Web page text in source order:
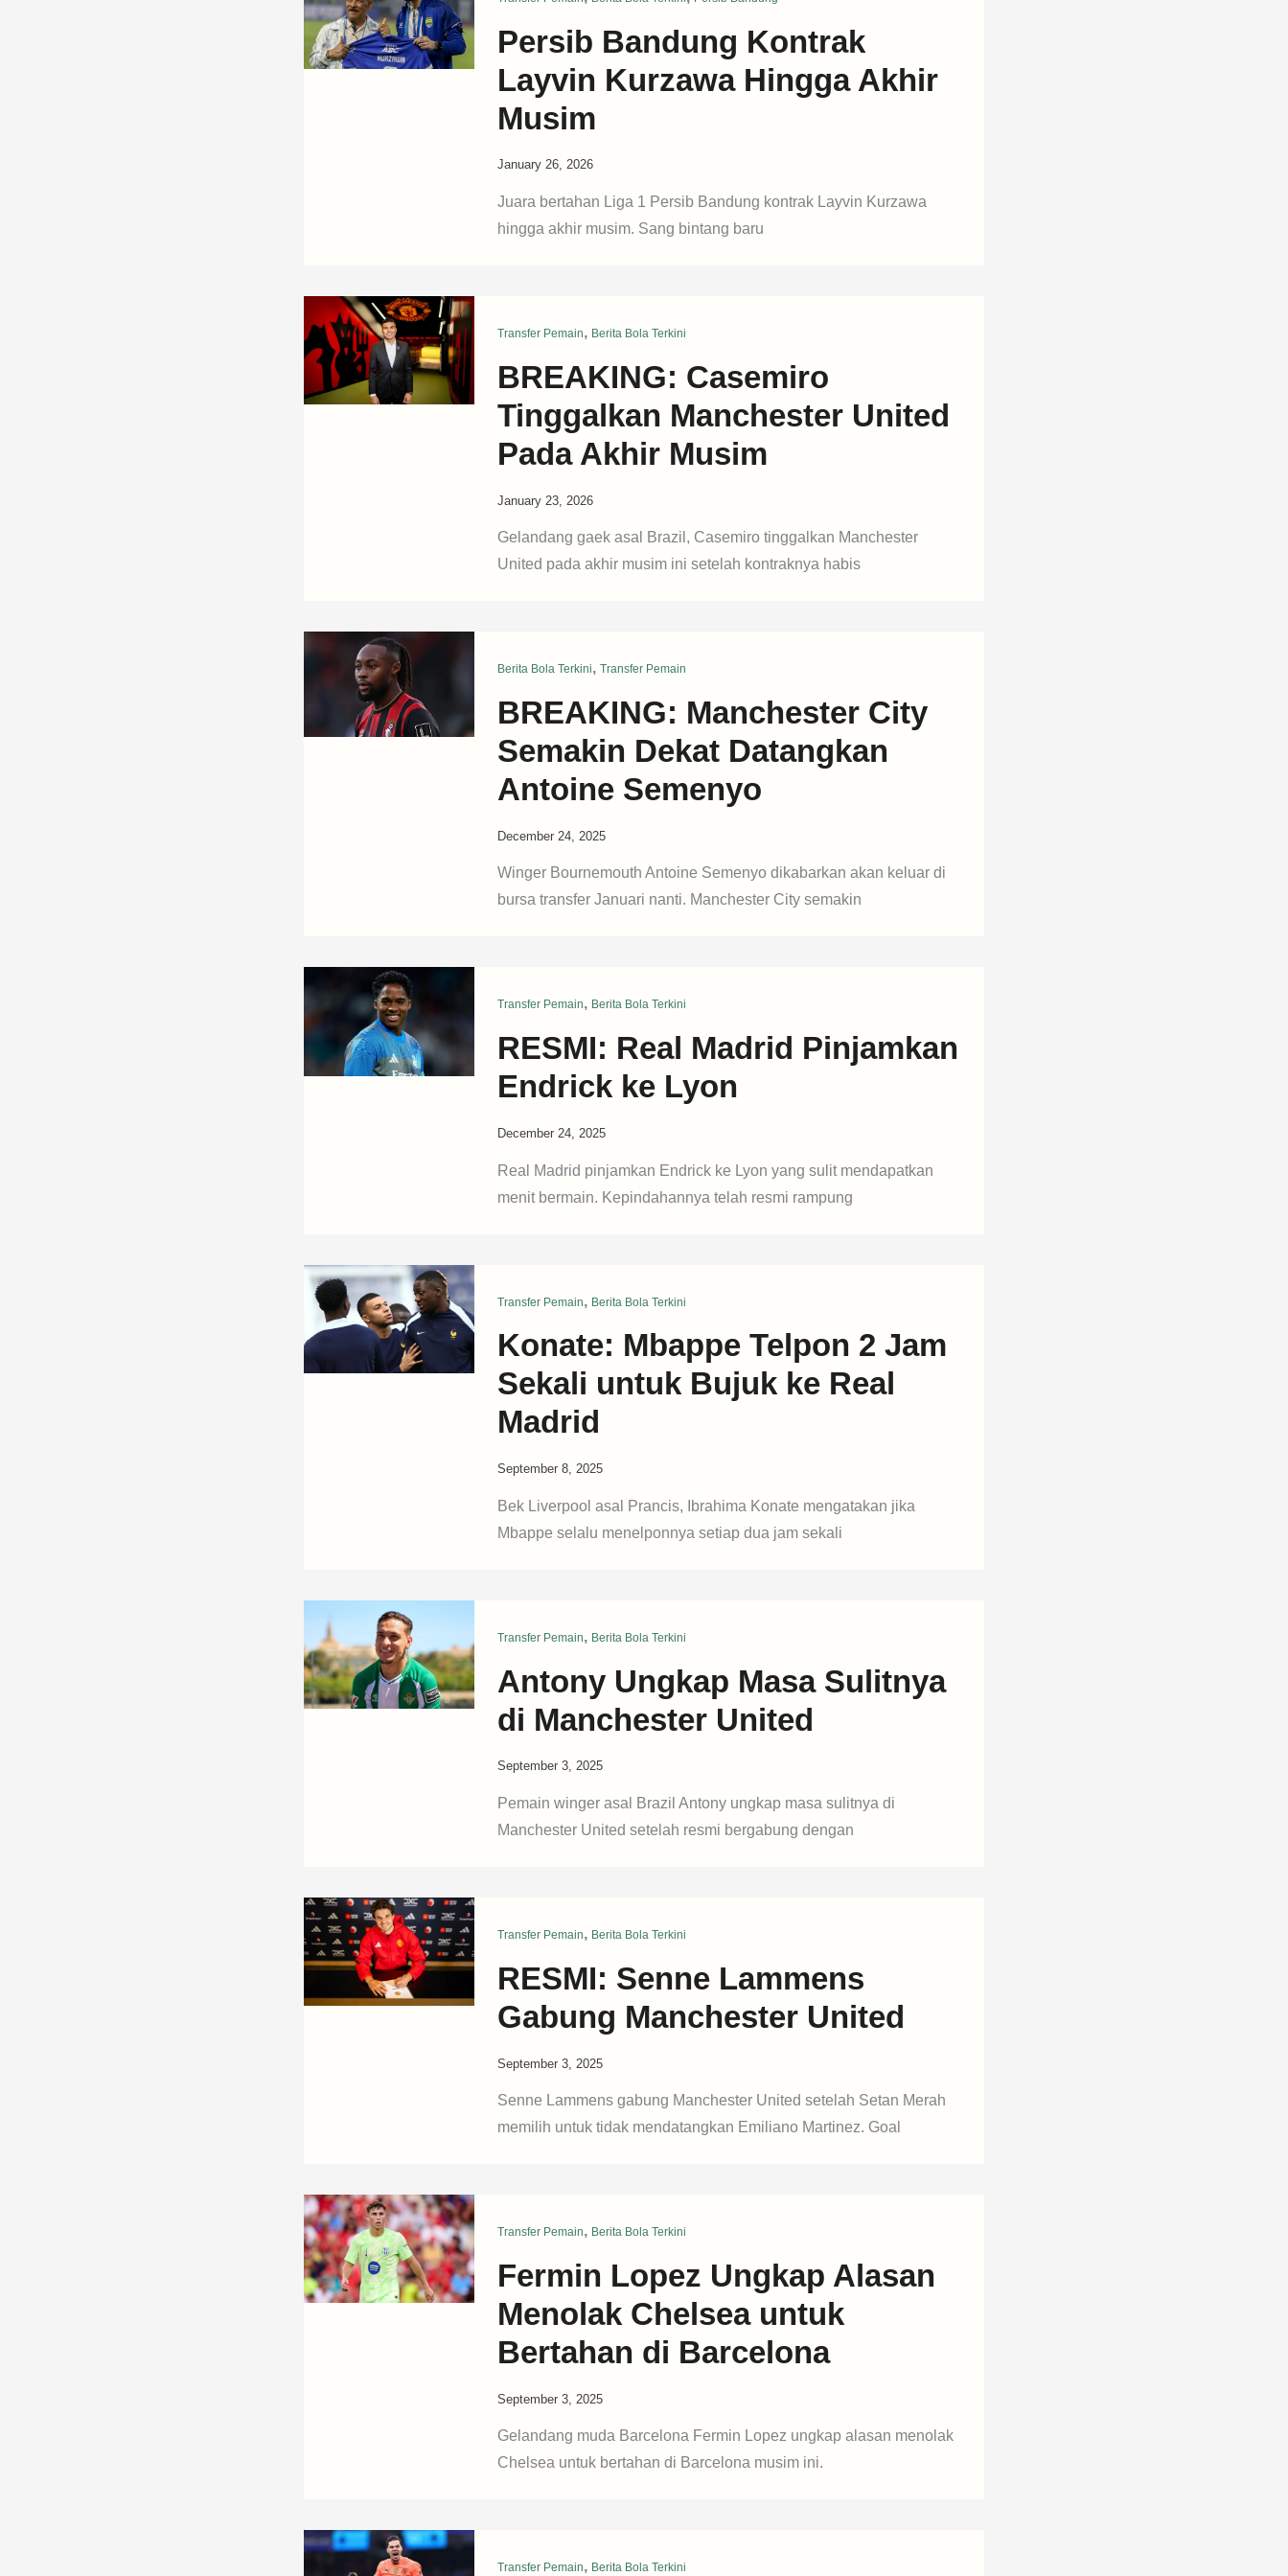
Persib Bandung Kontrak
Layvin Kurzawa Hingga Akhir
Musim
January 26, 2026
Juara bertahan Liga 1 Persib Bandung kontrak Layvin Kurzawa
hingga akhir musim. Sang bintang baru
Transfer Pemain, Berita Bola Terkini
BREAKING: Casemiro
Tinggalkan Manchester United
Pada Akhir Musim
January 23, 2026
Gelandang gaek asal Brazil, Casemiro tinggalkan Manchester
United pada akhir musim ini setelah kontraknya habis
Berita Bola Terkini, Transfer Pemain
BREAKING: Manchester City
Semakin Dekat Datangkan
Antoine Semenyo
December 24, 2025
Winger Bournemouth Antoine Semenyo dikabarkan akan keluar di
bursa transfer Januari nanti. Manchester City semakin
Transfer Pemain, Berita Bola Terkini
RESMI: Real Madrid Pinjamkan
Endrick ke Lyon
December 24, 2025
Real Madrid pinjamkan Endrick ke Lyon yang sulit mendapatkan
menit bermain. Kepindahannya telah resmi rampung
Transfer Pemain, Berita Bola Terkini
Konate: Mbappe Telpon 2 Jam
Sekali untuk Bujuk ke Real
Madrid
September 8, 2025
Bek Liverpool asal Prancis, Ibrahima Konate mengatakan jika
Mbappe selalu menelponnya setiap dua jam sekali
Transfer Pemain, Berita Bola Terkini
Antony Ungkap Masa Sulitnya
di Manchester United
September 3, 2025
Pemain winger asal Brazil Antony ungkap masa sulitnya di
Manchester United setelah resmi bergabung dengan
Transfer Pemain, Berita Bola Terkini
RESMI: Senne Lammens
Gabung Manchester United
September 3, 2025
Senne Lammens gabung Manchester United setelah Setan Merah
memilih untuk tidak mendatangkan Emiliano Martinez. Goal
Transfer Pemain, Berita Bola Terkini
Fermin Lopez Ungkap Alasan
Menolak Chelsea untuk
Bertahan di Barcelona
September 3, 2025
Gelandang muda Barcelona Fermin Lopez ungkap alasan menolak
Chelsea untuk bertahan di Barcelona musim ini.
Transfer Pemain, Berita Bola Terkini